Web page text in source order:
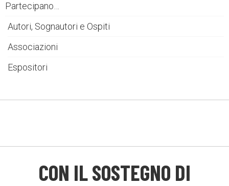
Partecipano…
Autori, Sognautori e Ospiti
Associazioni
Espositori
CON IL SOSTEGNO DI